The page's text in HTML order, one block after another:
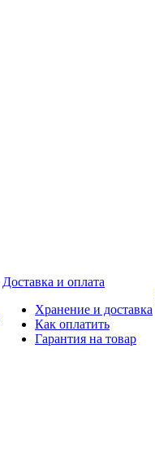
Доставка и оплата
Хранение и доставка
Как оплатить
Гарантия на товар